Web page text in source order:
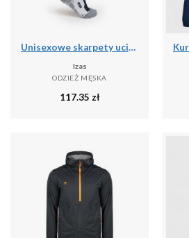
Unisexowe skarpety uciskowe o średnim stopniu ucisku - wysokie skarpety narciars
Izas
ODZIEŻ MĘSKA
117.35 zł